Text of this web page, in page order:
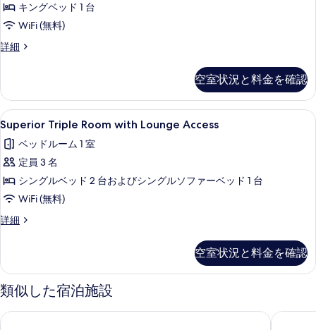
表
示
す
Lounge
Access
の
て
の
写
真
を
表
示
す
キングベッド 1 台
WiFi (無料)
詳細
Sauna
Lounge
Access
の
細
空室状況と料金を確認
Superior
Triple
Room
with
Lounge
Access
の
て
の
真
セーフティボックス (室内)、デスク
8
Superior Triple Room with Lounge Access
ベッドルーム 1 室
定員 3 名
シングルベッド 2 台およびシングルソファーベッド 1 台
WiFi (無料)
詳細
Superior
Lounge
Access
の
細
空室状況と料金を確認
類似した宿泊施設
ネストホテル那覇久茂地 沖縄ナ